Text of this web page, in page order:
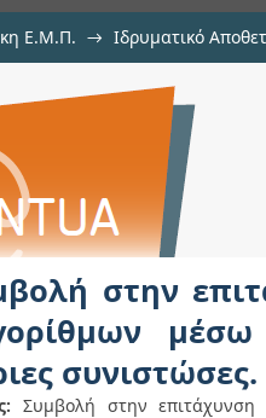
Ε.Μ.Π. → Ιδρυματικό
ανάλυσης σε
στην
Συμβολή στην επιτάχυνση